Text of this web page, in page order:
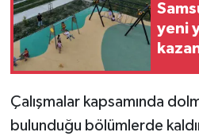
yeni
Çalışmalar kapsamında
bulunduğu bölümlerde